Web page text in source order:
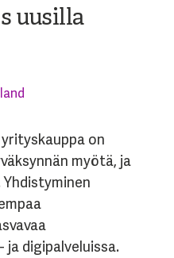
uusilla
on
myötä, ja
digipalveluissa.